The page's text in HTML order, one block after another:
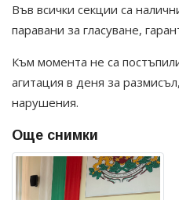
Във всички секции са
паравани за гласуване,
Към момента не са
агитация в деня за
нарушения.
Още снимки